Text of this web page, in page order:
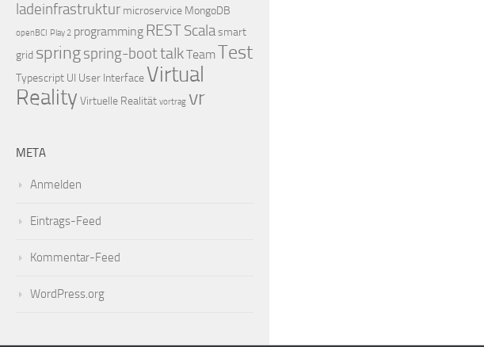
ladeinfrastruktur microservice MongoDB
openBCI Play 2 programming RESTScalasmart
grid springspring-boottalkTeamTest
Typescript UI User Interface Virtual
Reality Virtuelle Realität vortrag vr
META
Anmelden
Eintrags-Feed
Kommentar-Feed
WordPress.org